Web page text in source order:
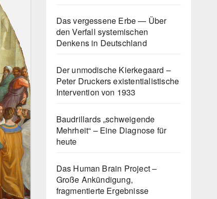
Das vergessene Erbe — Über
den Verfall systemischen
Denkens in Deutschland
Der unmodische Kierkegaard –
Peter Druckers existentialistische
Intervention von 1933
Baudrillards „schweigende
Mehrheit“ – Eine Diagnose für
heute
Das Human Brain Project –
Große Ankündigung,
fragmentierte Ergebnisse